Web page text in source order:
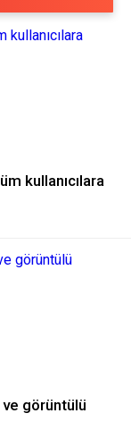
kullanıcılara
görüntülü